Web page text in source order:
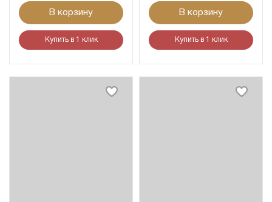
В корзину
Купить в 1 клик
В корзину
Купить в 1 клик